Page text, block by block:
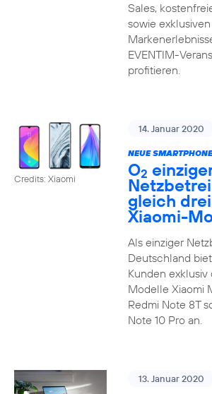
Sales,
sowie exklusiven
EVENTIM-
profitieren.
Credits: Xiaomi
14. Januar 2020
NEUE
O2
gleich
Xiaomi-
Als einziger
Deutschland
Kunden exklusiv
Modelle Xiaomi
Redmi Note 8T
Note 10 Pro an.
13. Januar 2020